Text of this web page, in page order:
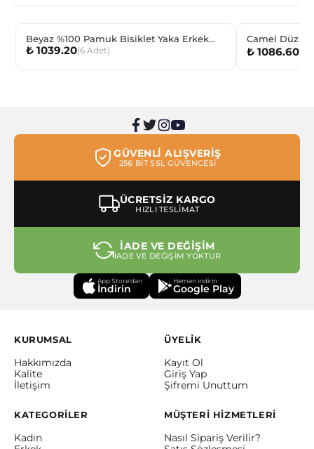
Beyaz %100 Pamuk Bisiklet Yaka Erkek
Çocuk Fanila
₺ 1039.20(6 Adet)
Camel Düz
₺ 1086.60
GÜVENLİ ALIŞVERİŞ
256 BİT SSL GÜVENCESİ
ÜCRETSİZ KARGO
HIZLI TESLİMAT
İADE VE DEĞİŞİM
İADE VE DEĞİŞİM YOKTUR
App Store'dan
İndirin
Hemen indirin
Google Play
KURUMSAL
Hakkımızda
Kalite
İletişim
ÜYELİK
Kayıt Ol
Giriş Yap
Şifremi Unuttum
KATEGORİLER
Kadın
MÜŞTERİ HİZMETLERİ
Nasıl Sipariş Verilir?